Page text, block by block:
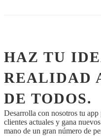
HAZ TU
REALIDAD
DE TODOS.
Desarrolla con nosotros tu
clientes actuales y gana
mano de un gran número de